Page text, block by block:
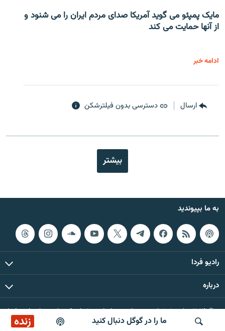
ما را در گوگل دنبال کنید زنده برنامه خبری ۲۲
مایک پمپئو می گوید آمریکا صدای مردم ایران را می شنود و
از آنها حمایت می کند
ادامه خبر
ارسال دسترسی بدون فیلترشکن
بیشتر
به ما بپیوندید
رادیو فردا
درباره
© ۲۰۲۶ تمام حقوق این وب‌سایت، بر اساس مقررات کپی‌رایت، برای رادیو فردا
محفوظ است.